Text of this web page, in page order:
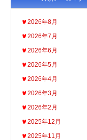
2026年8月
2026年7月
2026年6月
2026年5月
2026年4月
2026年3月
2026年2月
2025年12月
2025年11月